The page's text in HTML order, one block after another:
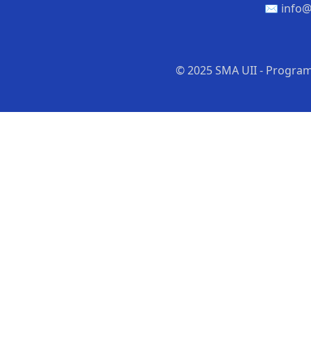
✉️
© 2025 SMA UII -